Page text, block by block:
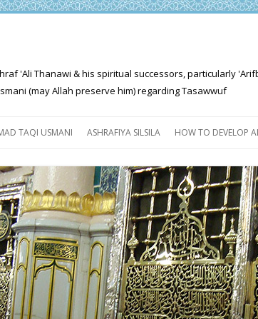
'Ali Thanawi & his spiritual successors, particularly
(may Allah preserve him) regarding Tasawwuf
TAQI USMANI ASHRAFIYA SILSILA
ASHRAFIYA PATH
FOR THE SEEKER
PROGRESS EXPLAINED
HOW TO DEVELOP